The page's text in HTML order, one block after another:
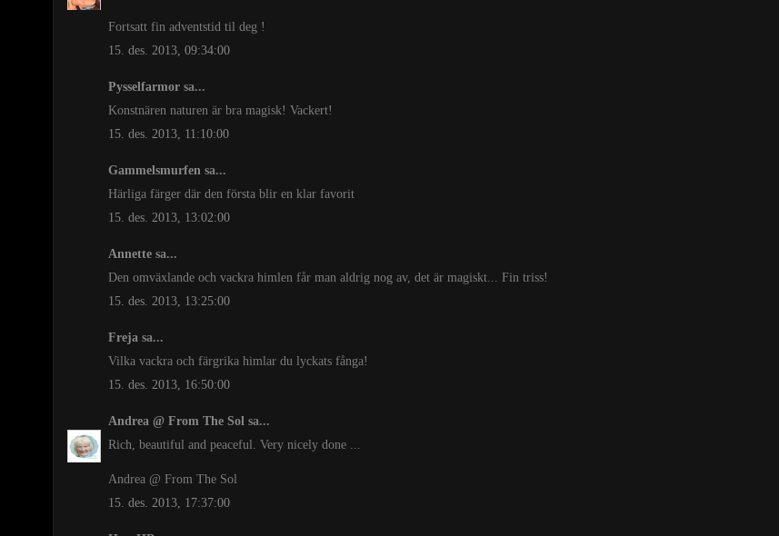
Fortsatt fin adventstid til deg !
15. des. 2013, 09:34:00
Pysselfarmor sa...
Konstnären naturen är bra magisk! Vackert!
15. des. 2013, 11:10:00
Gammelsmurfen sa...
Härliga färger där den första blir en klar favorit
15. des. 2013, 13:02:00
Annette sa...
Den omväxlande och vackra himlen får man aldrig nog av, det är magiskt... Fin triss!
15. des. 2013, 13:25:00
Freja sa...
Vilka vackra och färgrika himlar du lyckats fånga!
15. des. 2013, 16:50:00
Andrea @ From The Sol sa...
Rich, beautiful and peaceful. Very nicely done ...
Andrea @ From The Sol
15. des. 2013, 17:37:00